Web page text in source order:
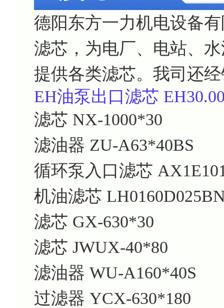
德阳东方一力机电设备
滤芯，为电厂、电站、
提供各类滤芯。我司还
EH油泵出口滤芯
滤芯 NX-1000*30
滤油器 ZU-A63*40BS
循环泵入口滤芯
机油滤芯
滤芯 GX-630*30
滤芯 JWUX-40*80
滤油器 WU-A160*40S
过滤器 YCX-630*180